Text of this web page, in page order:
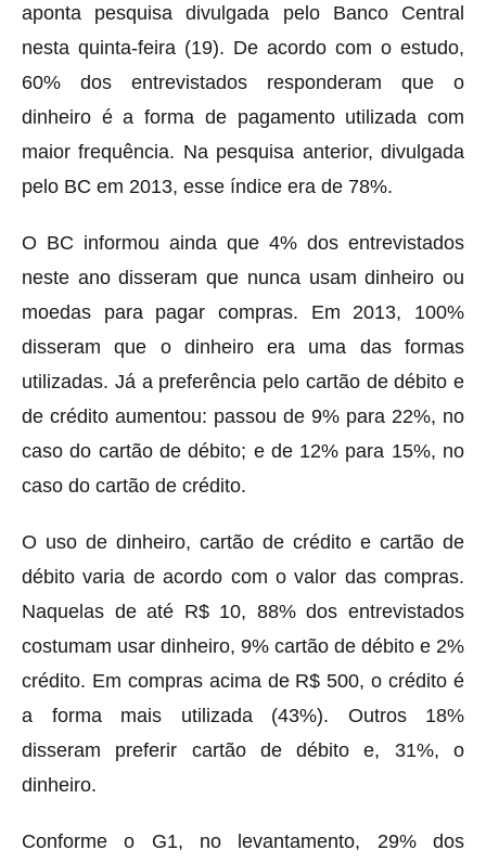
aponta pesquisa divulgada pelo Banco Central
nesta quinta-feira (19). De acordo com o estudo,
60% dos entrevistados responderam que o
dinheiro é a forma de pagamento utilizada com
maior frequência. Na pesquisa anterior, divulgada
pelo BC em 2013, esse índice era de 78%.
O BC informou ainda que 4% dos entrevistados
neste ano disseram que nunca usam dinheiro ou
moedas para pagar compras. Em 2013, 100%
disseram que o dinheiro era uma das formas
utilizadas. Já a preferência pelo cartão de débito e
de crédito aumentou: passou de 9% para 22%, no
caso do cartão de débito; e de 12% para 15%, no
caso do cartão de crédito.
O uso de dinheiro, cartão de crédito e cartão de
débito varia de acordo com o valor das compras.
Naquelas de até R$ 10, 88% dos entrevistados
costumam usar dinheiro, 9% cartão de débito e 2%
crédito. Em compras acima de R$ 500, o crédito é
a forma mais utilizada (43%). Outros 18%
disseram preferir cartão de débito e, 31%, o
dinheiro.
Conforme o G1, no levantamento, 29% dos